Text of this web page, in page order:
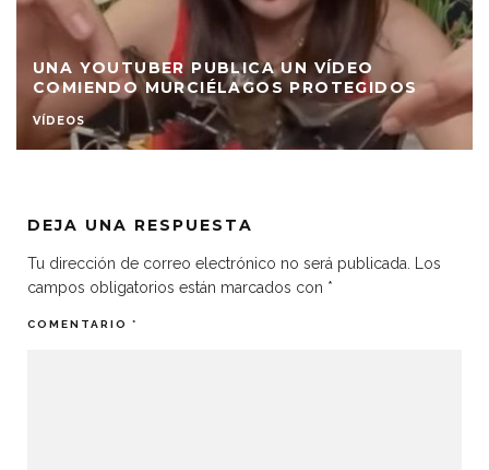
UNA YOUTUBER PUBLICA UN VÍDEO
COMIENDO MURCIÉLAGOS PROTEGIDOS
VÍDEOS
DEJA UNA RESPUESTA
Tu dirección de correo electrónico no será publicada.
Los
campos obligatorios están marcados con *
COMENTARIO *